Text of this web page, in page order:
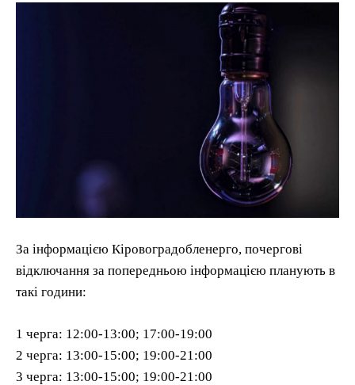
За інформацією Кіровоградобленерго, почергові
відключання за попередньою інформацією планують в
такі години:
1 черга: 12:00-13:00; 17:00-19:00
2 черга: 13:00-15:00; 19:00-21:00
3 черга: 13:00-15:00; 19:00-21:00